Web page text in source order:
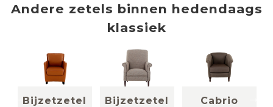
Andere zetels binnen hedendaags
klassiek
Bijzetzetel
Bijzetzetel
Cabrio